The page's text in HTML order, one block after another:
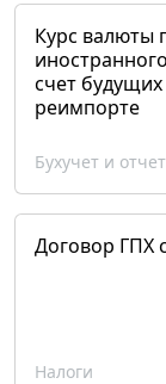
Курс валюты
счет
реимпорте
Бухучет и
Договор ГПХ
Налоги